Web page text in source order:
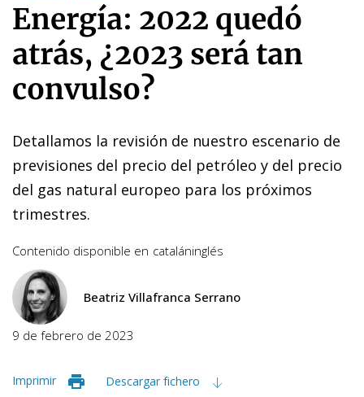
Energía: 2022 quedó
atrás, ¿2023 será tan
convulso?
Detallamos la revisión de nuestro escenario de
previsiones del precio del petróleo y del precio
del gas natural europeo para los próximos
trimestres.
Contenido disponible en cataláninglés
Beatriz Villafranca Serrano
9 de febrero de 2023
Imprimir Descargar fichero